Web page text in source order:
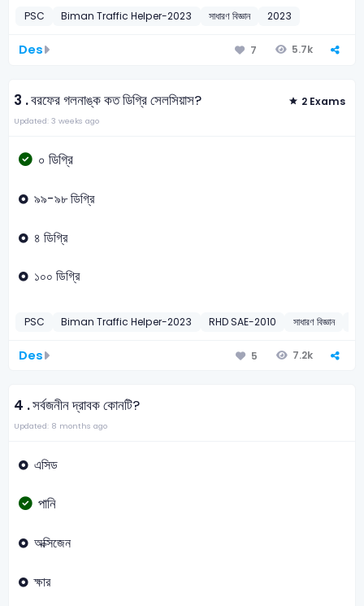
PSC Biman Traffic Helper-2023 সাধারণ বিজ্ঞান 2023
Des 7 5.7k
3 .বরফের গলনাঙ্ক কত ডিগ্রি সেলসিয়াস? 2 Exams
Updated: 3 weeks ago
০ ডিগ্রি
৯৯-৯৮ ডিগ্রি
৪ ডিগ্রি
১০০ ডিগ্রি
PSC Biman Traffic Helper-2023 RHD SAE-2010 সাধারণ বিজ্ঞান
Des 5 7.2k
4 .সর্বজনীন দ্রাবক কোনটি?
Updated: 8 months ago
এসিড
পানি
অক্সিজেন
ক্ষার